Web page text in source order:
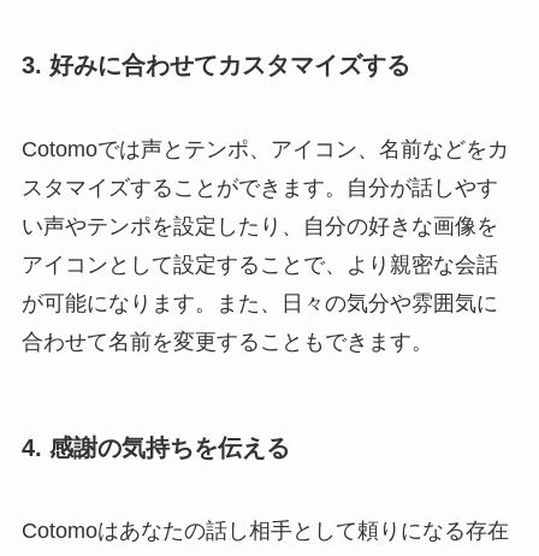
3. 好みに合わせてカスタマイズする
Cotomoでは声とテンポ、アイコン、名前などをカ
スタマイズすることができます。自分が話しやす
い声やテンポを設定したり、自分の好きな画像を
アイコンとして設定することで、より親密な会話
が可能になります。また、日々の気分や雰囲気に
合わせて名前を変更することもできます。
4. 感謝の気持ちを伝える
Cotomoはあなたの話し相手として頼りになる存在